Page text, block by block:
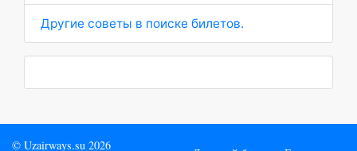
Другие советы в поиске билетов.
© Uzairways.su 2026